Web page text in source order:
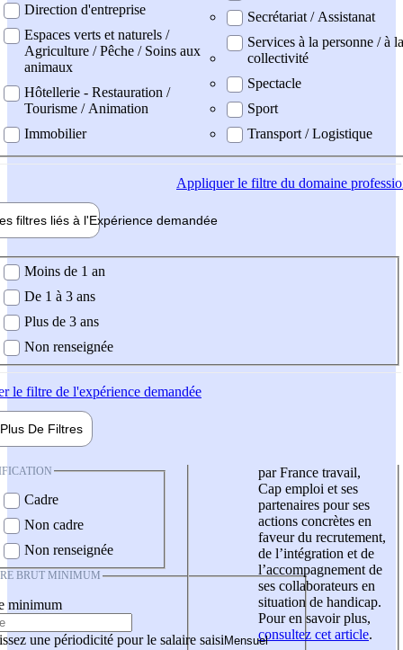
Direction d'entreprise
Espaces verts et naturels /
Agriculture / Pêche / Soins aux
animaux
Hôtellerie - Restauration /
Tourisme / Animation
Immobilier
Secrétariat / Assistanat
Services à la personne / à la
collectivité
Spectacle
Sport
Transport / Logistique
Appliquerle filtre du domaine
filtres liés à l'Expérience demandée
demandée
Moins de 1 an
De 1 à 3 ans
Plus de 3 ans
Non renseignée
le filtre de l'expérience demandée
Plus De Filtres
Cadre
Non cadre
Non renseignée
BRUT MINIMUM
minimum
une périodicité pour le salaire saisi
par France travail,
Cap emploi et ses
partenaires pour ses
actions concrètes en
faveur du recrutement,
de l’intégration et de
l’accompagnement de
ses collaborateurs en
situation de handicap.
Pour en savoir plus,
consultez cet article.